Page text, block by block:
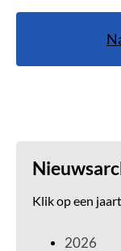
Klik op een
2026